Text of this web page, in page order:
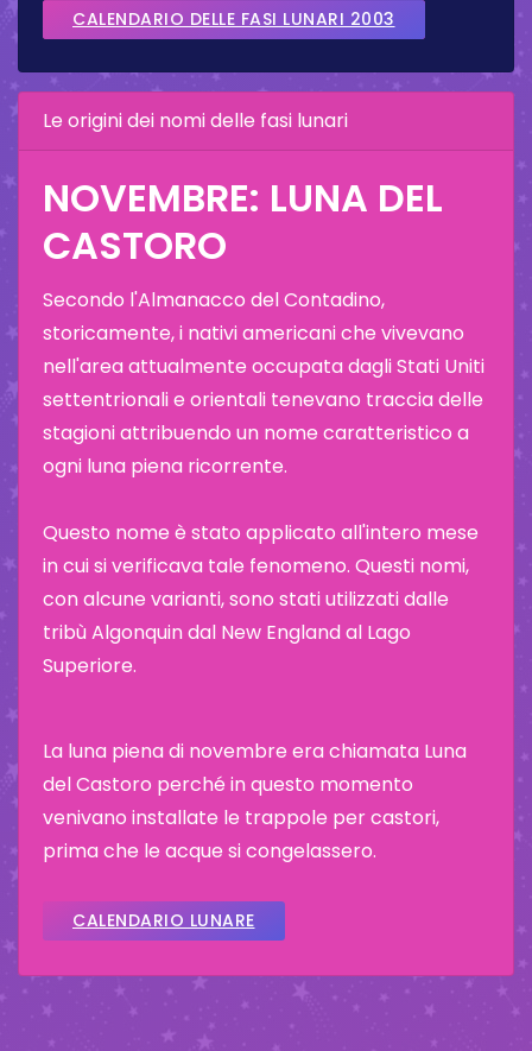
CALENDARIO DELLE FASI LUNARI 2003
Le origini dei nomi delle fasi lunari
NOVEMBRE: LUNA DEL
CASTORO
Secondo l'Almanacco del Contadino,
storicamente, i nativi americani che vivevano
nell'area attualmente occupata dagli Stati Uniti
settentrionali e orientali tenevano traccia delle
stagioni attribuendo un nome caratteristico a
ogni luna piena ricorrente.
Questo nome è stato applicato all'intero mese
in cui si verificava tale fenomeno. Questi nomi,
con alcune varianti, sono stati utilizzati dalle
tribù Algonquin dal New England al Lago
Superiore.
La luna piena di novembre era chiamata Luna
del Castoro perché in questo momento
venivano installate le trappole per castori,
prima che le acque si congelassero.
CALENDARIO LUNARE